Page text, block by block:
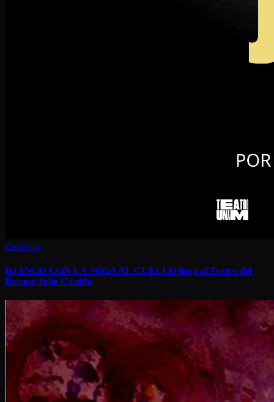
Cartelera
DJANGO CON LA SOGA AL CUELLO llega al Teatro del
Bosque Julio Castillo